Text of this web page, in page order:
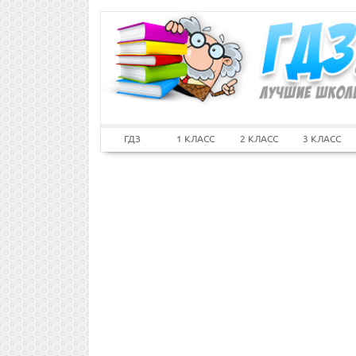
ГДЗ 1 КЛАСС 2 КЛАСС 3 КЛАСС